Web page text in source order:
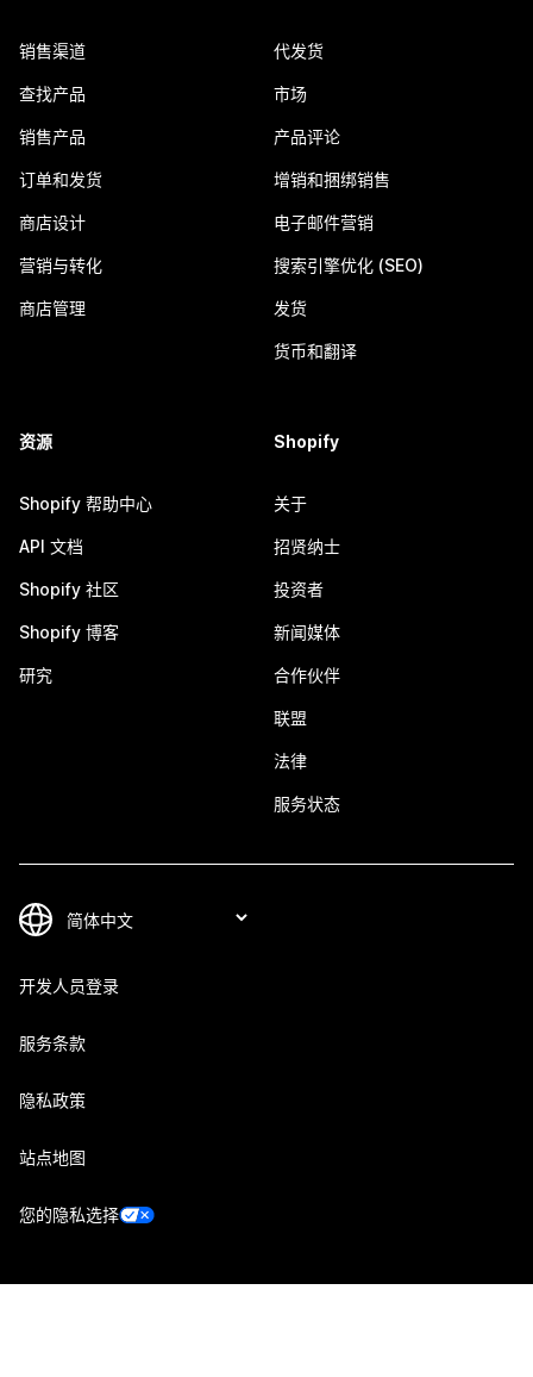
销售渠道
查找产品
销售产品
订单和发货
商店设计
营销与转化
商店管理
代发货
市场
产品评论
增销和捆绑销售
电子邮件营销
搜索引擎优化 (SEO)
发货
货币和翻译
资源
Shopify 帮助中心
API 文档
Shopify 社区
Shopify 博客
研究
Shopify
关于
招贤纳士
投资者
新闻媒体
合作伙伴
联盟
法律
服务状态
开发人员登录
服务条款
隐私政策
站点地图
您的隐私选择